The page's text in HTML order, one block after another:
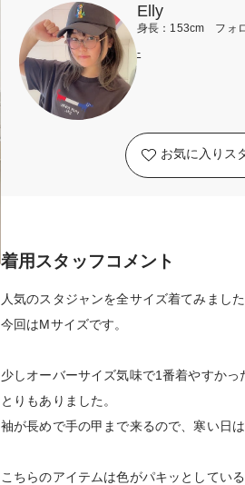
Elly
身長：153cm フォ
-
お気に入りス
着用スタッフコメント
人気のスタジャンを全サイズ着てみました
今回はMサイズです。
少しオーバーサイズ気味で1番着やすか
とりもありました。
袖が長めで手の甲まで来るので、寒い日
こちらのアイテムは色がパキッとしてい